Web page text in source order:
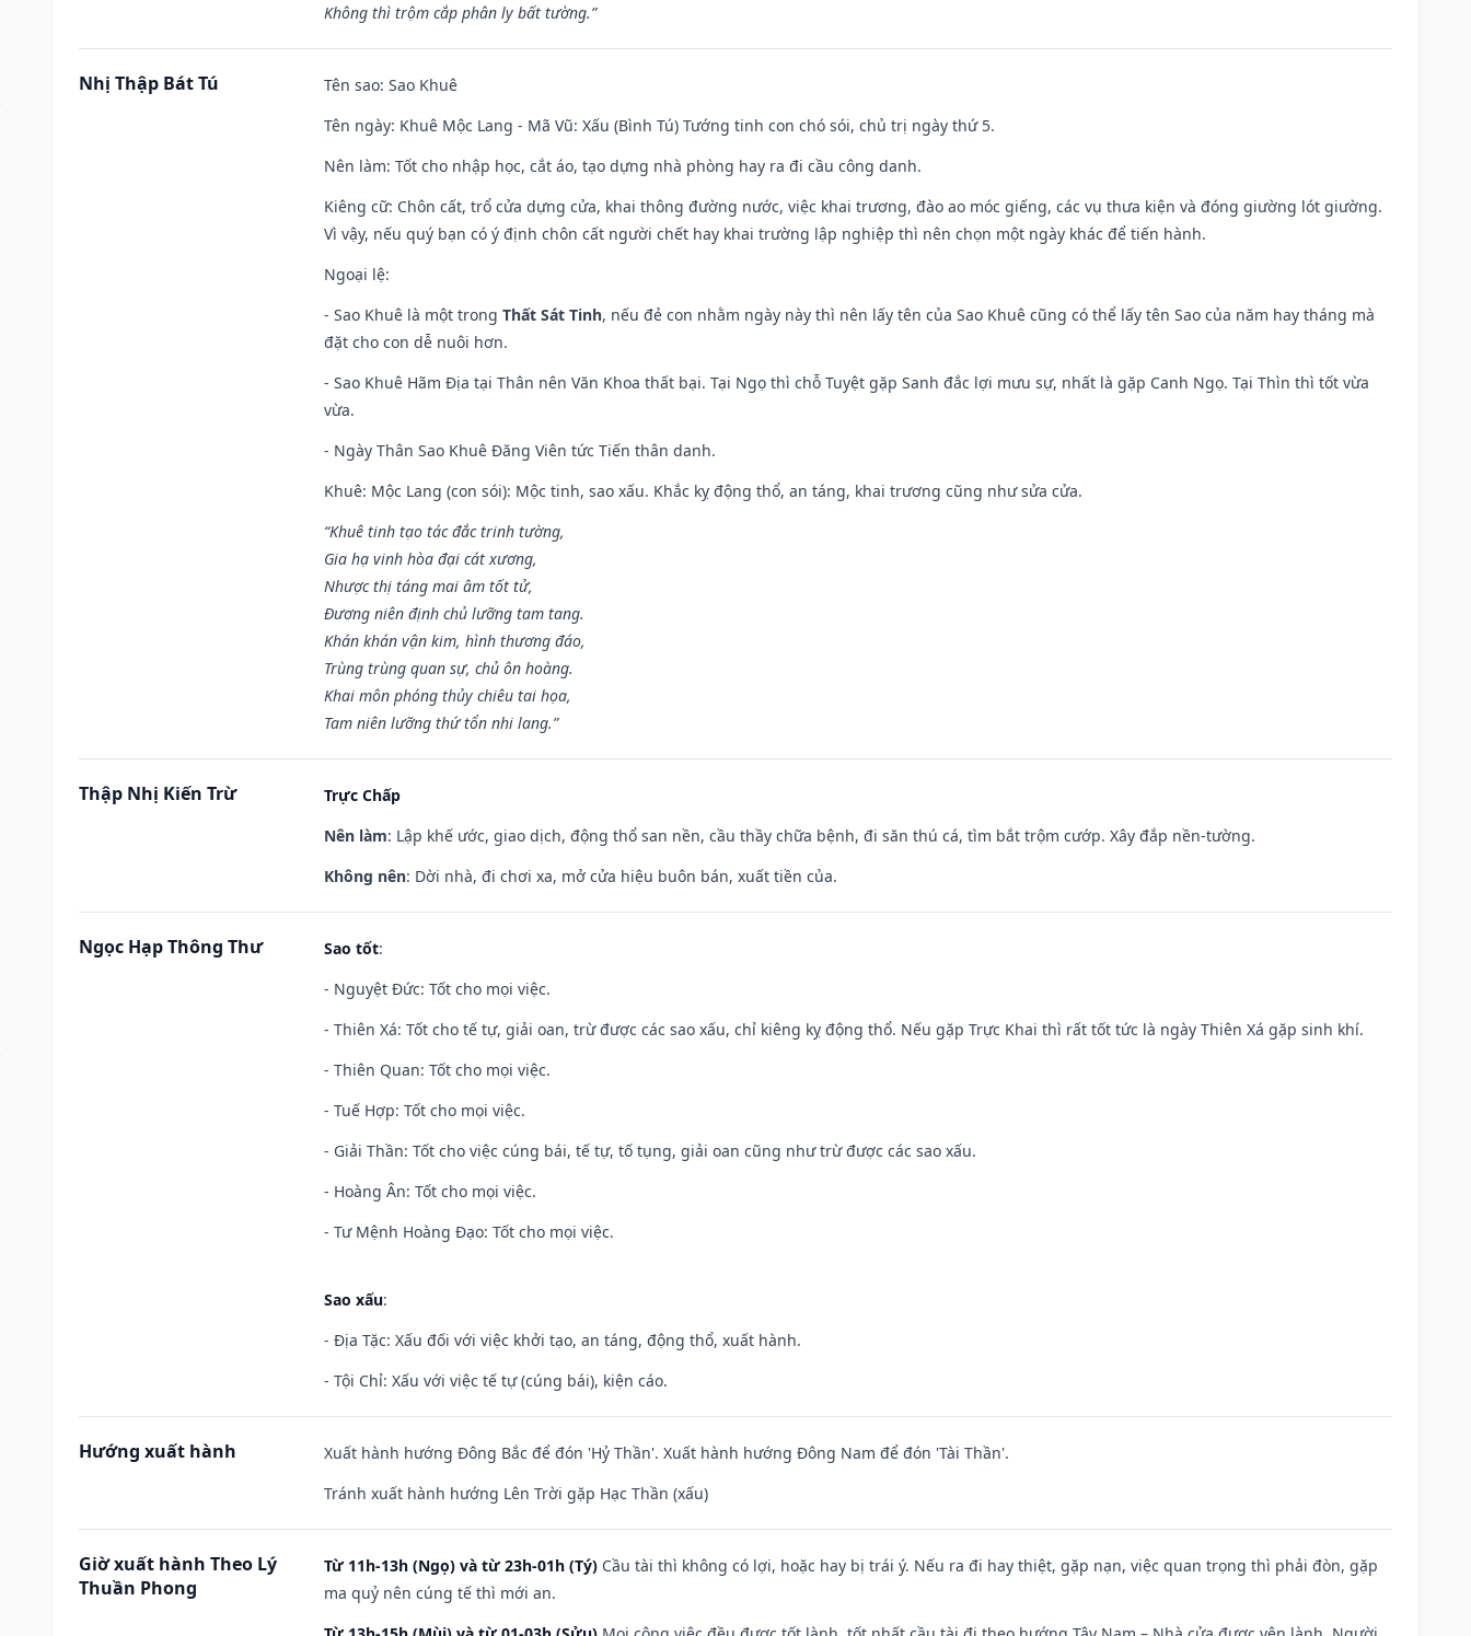
Không thì trộm cắp phân ly bất tường.”
Nhị Thập Bát Tú Tên sao: Sao Khuê
Tên ngày: Khuê Mộc Lang - Mã Vũ: Xấu (Bình Tú) Tướng tinh con chó sói, chủ trị ngày thứ 5.
Nên làm: Tốt cho nhập học, cắt áo, tạo dựng nhà phòng hay ra đi cầu công danh.
Kiêng cữ: Chôn cất, trổ cửa dựng cửa, khai thông đường nước, việc khai trương, đào ao móc giếng, các vụ thưa kiện và đóng giường lót giường.
Vì vậy, nếu quý bạn có ý định chôn cất người chết hay khai trường lập nghiệp thì nên chọn một ngày khác để tiến hành.
Ngoại lệ:
- Sao Khuê là một trong Thất Sát Tinh, nếu đẻ con nhằm ngày này thì nên lấy tên của Sao Khuê cũng có thể lấy tên Sao của năm hay tháng mà
đặt cho con dễ nuôi hơn.
- Sao Khuê Hãm Địa tại Thân nên Văn Khoa thất bại. Tại Ngọ thì chỗ Tuyệt gặp Sanh đắc lợi mưu sự, nhất là gặp Canh Ngọ. Tại Thìn thì tốt vừa
vừa.
- Ngày Thân Sao Khuê Đăng Viên tức Tiến thân danh.
Khuê: Mộc Lang (con sói): Mộc tinh, sao xấu. Khắc kỵ động thổ, an táng, khai trương cũng như sửa cửa.
“Khuê tinh tạo tác đắc trinh tường,
Gia hạ vinh hòa đại cát xương,
Nhược thị táng mai âm tốt tử,
Đương niên định chủ lưỡng tam tang.
Khán khán vận kim, hình thương đáo,
Trùng trùng quan sự, chủ ôn hoàng.
Khai môn phóng thủy chiêu tai họa,
Tam niên lưỡng thứ tổn nhi lang.”
Thập Nhị Kiến Trừ
Trực Chấp
Nên làm: Lập khế ước, giao dịch, động thổ san nền, cầu thầy chữa bệnh, đi săn thú cá, tìm bắt trộm cướp. Xây đắp nền-tường.
Không nên: Dời nhà, đi chơi xa, mở cửa hiệu buôn bán, xuất tiền của.
Ngọc Hạp Thông Thư Sao tốt:
- Nguyệt Đức: Tốt cho mọi việc.
- Thiên Xá: Tốt cho tế tự, giải oan, trừ được các sao xấu, chỉ kiêng kỵ động thổ. Nếu gặp Trực Khai thì rất tốt tức là ngày Thiên Xá gặp sinh khí.
- Thiên Quan: Tốt cho mọi việc.
- Tuế Hợp: Tốt cho mọi việc.
- Giải Thần: Tốt cho việc cúng bái, tế tự, tố tụng, giải oan cũng như trừ được các sao xấu.
- Hoàng Ân: Tốt cho mọi việc.
- Tư Mệnh Hoàng Đạo: Tốt cho mọi việc.
Sao xấu:
- Địa Tặc: Xấu đối với việc khởi tạo, an táng, động thổ, xuất hành.
- Tội Chỉ: Xấu với việc tế tự (cúng bái), kiện cáo.
Hướng xuất hành
Xuất hành hướng Đông Bắc để đón 'Hỷ Thần'. Xuất hành hướng Đông Nam để đón 'Tài Thần'.
Tránh xuất hành hướng Lên Trời gặp Hạc Thần (xấu)
Giờ xuất hành Theo Lý
Thuần Phong
Từ 11h-13h (Ngọ) và từ 23h-01h (Tý) Cầu tài thì không có lợi, hoặc hay bị trái ý. Nếu ra đi hay thiệt, gặp nạn, việc quan trọng thì phải đòn, gặp
ma quỷ nên cúng tế thì mới an.